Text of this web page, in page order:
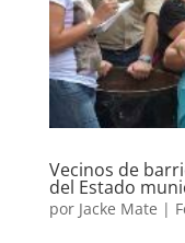
Vecinos de
del Estado
por Jacke Mate |